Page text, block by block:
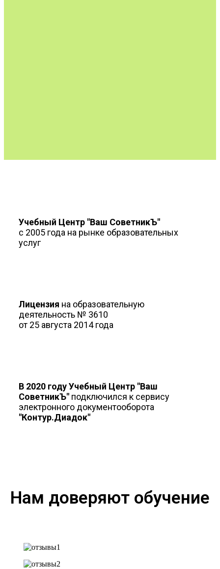
Учебный Центр "Ваш СоветникЪ"
с 2005 года на рынке образовательных
услуг
Лицензия на образовательную
деятельность № 3610
от 25 августа 2014 года
В 2020 году Учебный Центр "Ваш
СоветникЪ" подключился к сервису
электронного документооборота
"Контур.Диадок"
Нам доверяют обучение